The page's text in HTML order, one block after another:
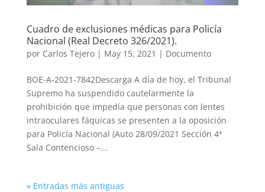
Cuadro de exclusiones médicas para Policía
Nacional (Real Decreto 326/2021).
por Carlos Tejero| May 15, 2021 | Documento
BOE-A-2021-7842Descarga A día de hoy, el Tribunal
Supremo ha suspendido cautelarmente la
prohibición que impedía que personas con lentes
intraoculares fáquicas se presenten a la oposición
para Policía Nacional (Auto 28/09/2021 Sección 4ª
Sala Contencioso –...
« Entradas más antiguas